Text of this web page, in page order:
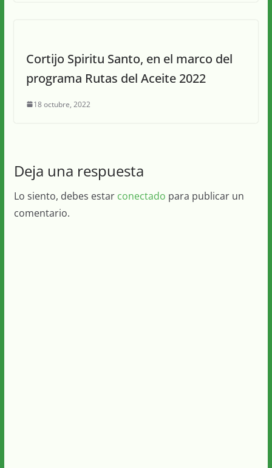
Cortijo Spiritu Santo, en el marco del
programa Rutas del Aceite 2022
18 octubre, 2022
Deja una respuesta
Lo siento, debes estar conectado para publicar un
comentario.